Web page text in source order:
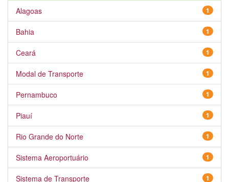
1
Alagoas
1
Bahia
1
Ceará
1
Modal de Transporte
1
Pernambuco
1
Piauí
1
Rio Grande do Norte
1
Sistema Aeroportuário
1
Sistema de Transporte